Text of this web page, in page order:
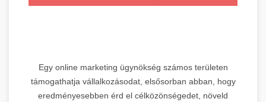
Egy online marketing ügynökség számos területen
támogathatja vállalkozásodat, elsősorban abban, hogy
eredményesebben érd el célközönségedet, növeld